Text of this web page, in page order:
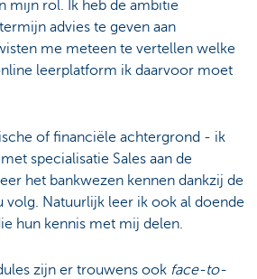
mijn rol. Ik heb de ambitie
advies te geven aan
me meteen te vertellen welke
leerplatform ik daarvoor moet
of financiële achtergrond - ik
specialisatie Sales aan de
het bankwezen kennen dankzij de
volg. Natuurlijk leer ik ook al doende
hun kennis met mij delen.
zijn er trouwens ook face-to-